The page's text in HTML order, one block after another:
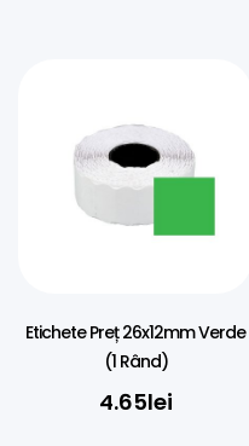
Etichete Preț 26x12mm Verde
(1 Rând)
4.65lei